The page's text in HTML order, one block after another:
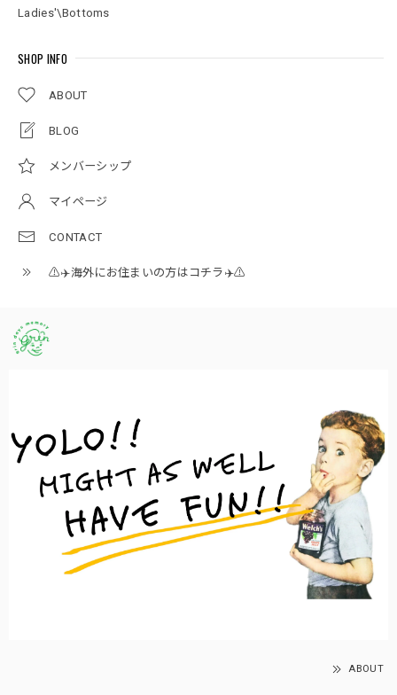
Ladies'\Bottoms
SHOP INFO
ABOUT
BLOG
メンバーシップ
マイページ
CONTACT
⚠️✈️海外にお住まいの方はコチラ✈️⚠️
ABOUT